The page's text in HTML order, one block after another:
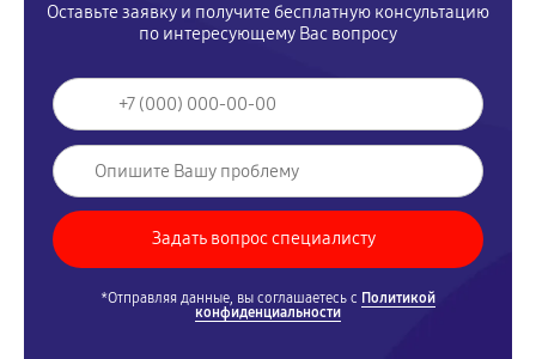
Оставьте заявку и получите бесплатную консультацию
по интересующему Вас вопросу
*Отправляя данные, вы соглашаетесь с Политикой
конфиденциальности